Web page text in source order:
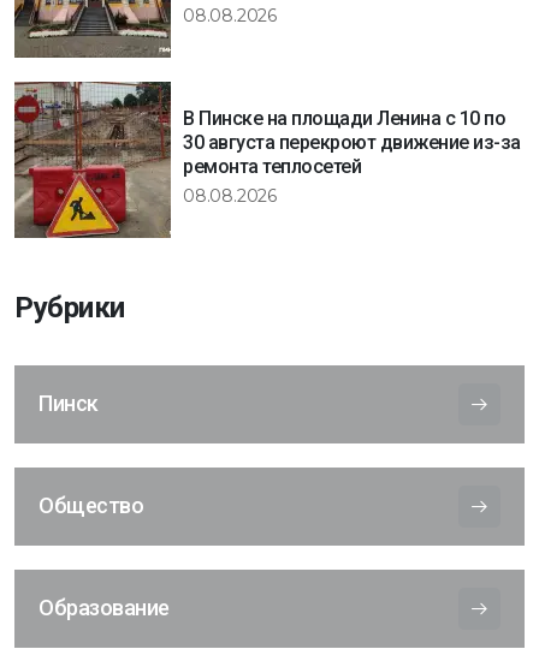
08.08.2026
В Пинске на площади Ленина с 10 по
30 августа перекроют движение из-за
ремонта теплосетей
08.08.2026
Рубрики
Пинск
Общество
Образование